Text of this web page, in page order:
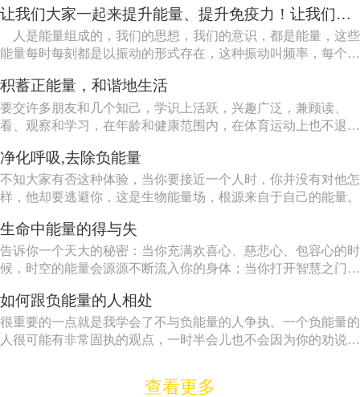
让我们大家一起来提升能量、提升免疫力！让我们大家一起吸引健康、吸引快乐！
人是能量组成的，我们的思想，我们的意识，都是能量，这些
能量每时每刻都是以振动的形式存在，这种振动叫频率，每个人
率比较低，如果您现在有负债而又自卑，那您一定会吸引贫穷和
匮乏的频率，想要解决这一问题，唯一的方法是：保持身体健
康、...
积蓄正能量，和谐地生活
要交许多朋友和几个知己，学识上活跃，兴趣广泛，兼顾读、
看、观察和学习，在年龄和健康范围内，在体育运动上也不退
净化呼吸,去除负能量
不知大家有否这种体验，当你要接近一个人时，你并没有对他怎
样，他却要逃避你，这是生物能量场，根源来自于自己的能量。
生命中能量的得与失
告诉你一个天大的秘密：当你充满欢喜心、慈悲心、包容心的时
候，时空的能量会源源不断流入你的身体；当你打开智慧之门，
如何跟负能量的人相处
很重要的一点就是我学会了不与负能量的人争执。一个负能量的
人很可能有非常固执的观点，一时半会儿也不会因为你的劝说而
查看更多